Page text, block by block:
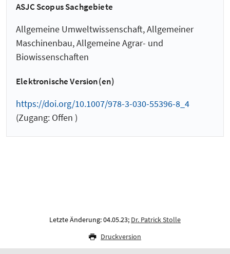
ASJC Scopus Sachgebiete
Allgemeine Umweltwissenschaft, Allgemeiner
Maschinenbau, Allgemeine Agrar- und
Biowissenschaften
Elektronische Version(en)
https://doi.org/10.1007/978-3-030-55396-8_4
(Zugang: Offen )
Letzte Änderung: 04.05.23; Dr. Patrick Stolle
Druckversion